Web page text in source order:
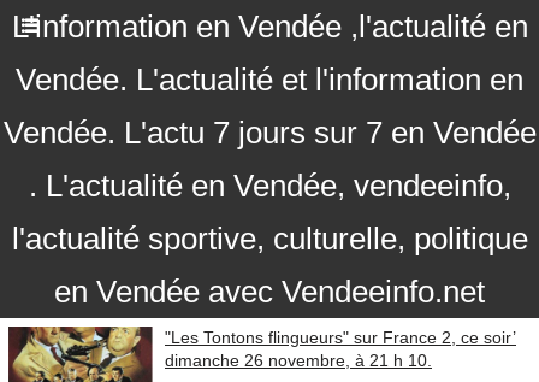
L'information en Vendée ,l'actualité en
Vendée. L'actualité et l'information en
Vendée. L'actu 7 jours sur 7 en Vendée
. L'actualité en Vendée, vendeeinfo,
l'actualité sportive, culturelle, politique
en Vendée avec Vendeeinfo.net
"Les Tontons flingueurs" sur France 2, ce soir’
dimanche 26 novembre, à 21 h 10.